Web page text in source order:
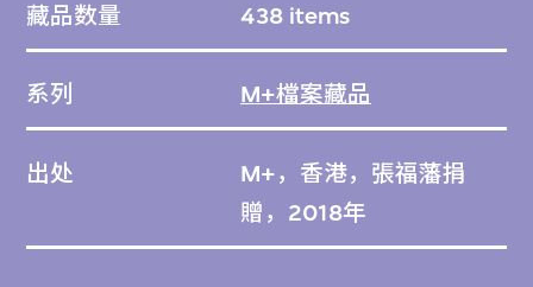
藏品数量 438 items
系列 M+檔案藏品
出处
M+，香港，張福藩捐
贈，2018年